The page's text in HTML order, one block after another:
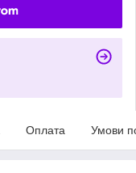
Оплата Умови